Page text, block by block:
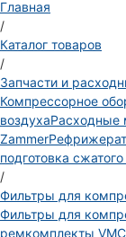
Главная
/
Каталог товаров
/
Запчасти и
Компрессорное
воздухаРасходные
Zammer
подготовка
/
Фильтры для
Фильтры для
ремкомплекты VMC